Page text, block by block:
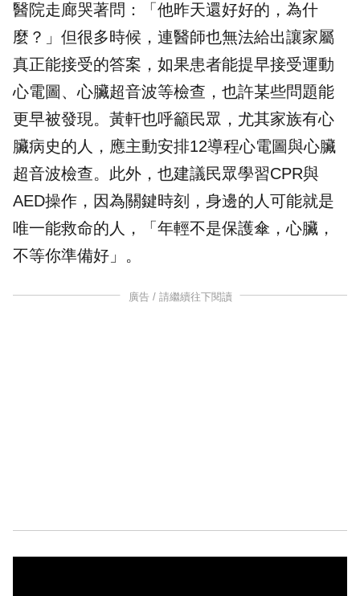
醫院走廊哭著問：「他昨天還好好的，為什
麼？」但很多時候，連醫師也無法給出讓家屬
真正能接受的答案，如果患者能提早接受運動
心電圖、心臟超音波等檢查，也許某些問題能
更早被發現。黃軒也呼籲民眾，尤其家族有心
臟病史的人，應主動安排12導程心電圖與心臟
超音波檢查。此外，也建議民眾學習CPR與
AED操作，因為關鍵時刻，身邊的人可能就是
唯一能救命的人，「年輕不是保護傘，心臟，
不等你準備好」。
廣告 / 請繼續往下閱讀